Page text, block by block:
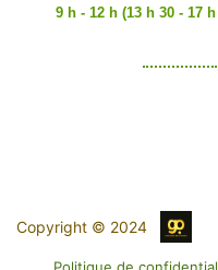
9 h - 12 h (13 h 30 - 17
Copyright © 2024